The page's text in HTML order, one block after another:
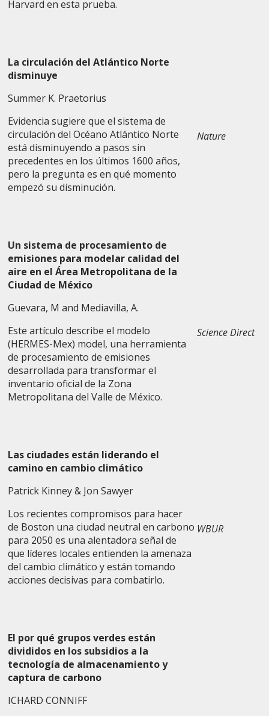
Harvard en esta prueba.
La circulación del Atlántico Norte
disminuye
Summer K. Praetorius
Evidencia sugiere que el sistema de
circulación del Océano Atlántico Norte
está disminuyendo a pasos sin
precedentes en los últimos 1600 años,
pero la pregunta es en qué momento
empezó su disminución.
Nature
Un sistema de procesamiento de
emisiones para modelar calidad del
aire en el Área Metropolitana de la
Ciudad de México
Guevara, M and Mediavilla, A.
Este artículo describe el modelo
(HERMES-Mex) model, una herramienta
de procesamiento de emisiones
desarrollada para transformar el
inventario oficial de la Zona
Metropolitana del Valle de México.
Science Direct
Las ciudades están liderando el
camino en cambio climático
Patrick Kinney & Jon Sawyer
Los recientes compromisos para hacer
de Boston una ciudad neutral en carbono
para 2050 es una alentadora señal de
que líderes locales entienden la amenaza
del cambio climático y están tomando
acciones decisivas para combatirlo.
WBUR
El por qué grupos verdes están
divididos en los subsidios a la
tecnología de almacenamiento y
captura de carbono
ICHARD CONNIFF